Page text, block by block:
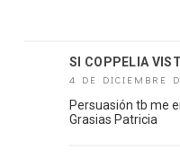
SI COPPELIA
4 DE DICIEMBRE
Persuasión tb me
Grasias Patricia